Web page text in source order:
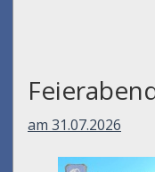
am 31.07.2026